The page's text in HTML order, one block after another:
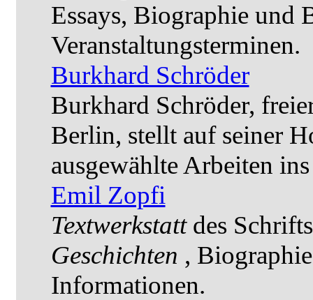
Essays, Biographie und
Veranstaltungsterminen.
Burkhard Schröder
Burkhard Schröder,
Berlin, stellt auf seiner
ausgewählte Arbeiten
Emil Zopfi
Textwerkstatt des
Geschichten ,
Informationen.